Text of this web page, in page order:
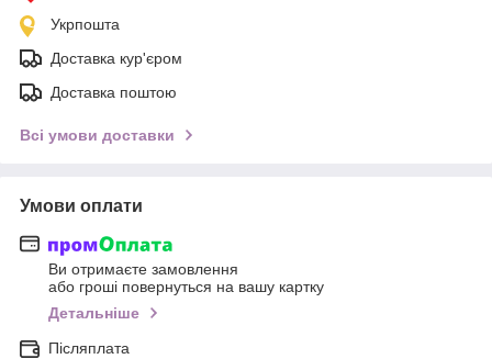
Укрпошта
Доставка кур'єром
Доставка поштою
Всі умови доставки
Умови оплати
Ви отримаєте замовлення
або гроші повернуться на вашу картку
Детальніше
Післяплата